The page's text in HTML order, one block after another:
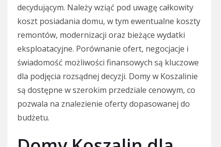
decydującym. Należy wziąć pod uwagę całkowity
koszt posiadania domu, w tym ewentualne koszty
remontów, modernizacji oraz bieżące wydatki
eksploatacyjne. Porównanie ofert, negocjacje i
świadomość możliwości finansowych są kluczowe
dla podjęcia rozsądnej decyzji. Domy w Koszalinie
są dostępne w szerokim przedziale cenowym, co
pozwala na znalezienie oferty dopasowanej do
budżetu.